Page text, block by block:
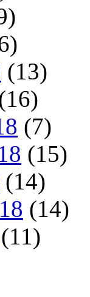
(13)
(7)
(15)
(14)
(14)
(11)